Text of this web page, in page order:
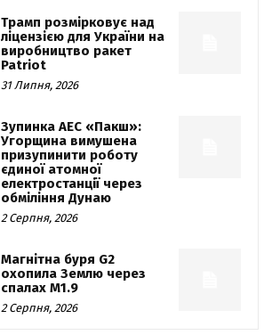
Трамп розмірковує над
ліцензією для України на
виробництво ракет
Patriot
31 Липня, 2026
Зупинка АЕС «Пакш»:
Угорщина вимушена
призупинити роботу
єдиної атомної
електростанції через
обміління Дунаю
2 Серпня, 2026
Магнітна буря G2
охопила Землю через
спалах M1.9
2 Серпня, 2026